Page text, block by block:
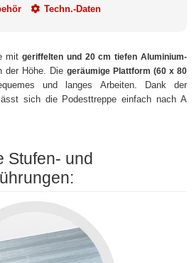
Techn.-Daten
mit geriffelten und 20 cm tiefen Aluminium-
der Höhe. Die geräumige Plattform (60 x 80
und langes Arbeiten. Dank der
sich die Podesttreppe einfach nach A
Stufen- und